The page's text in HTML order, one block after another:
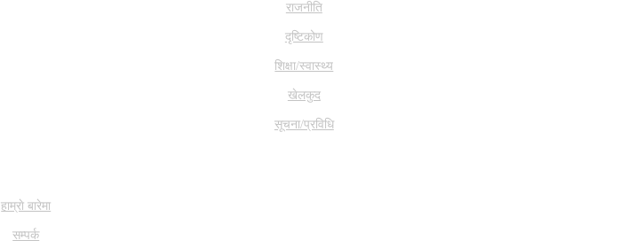
राजनीति
दृष्टिकोण
शिक्षा/स्वास्थ्य
खेलकुद
सूचना/प्रविधि
हाम्राे बारेमा
सम्पर्क